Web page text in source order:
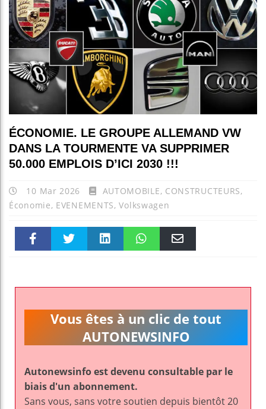
ÉCONOMIE. LE GROUPE ALLEMAND VW
DANS LA TOURMENTE VA SUPPRIMER
50.000 EMPLOIS D’ICI 2030 !!!
10 Mar 2026 AUTOMOBILE, CONSTRUCTEURS,
Économie, EVENEMENTS,Volkswagen
k pt
Vous êtes à un clic de tout
AUTONEWSINFO
Autonewsinfo est devenu consultable par le
biais d'un abonnement.
Sans vous, sans votre soutien depuis bientôt 20